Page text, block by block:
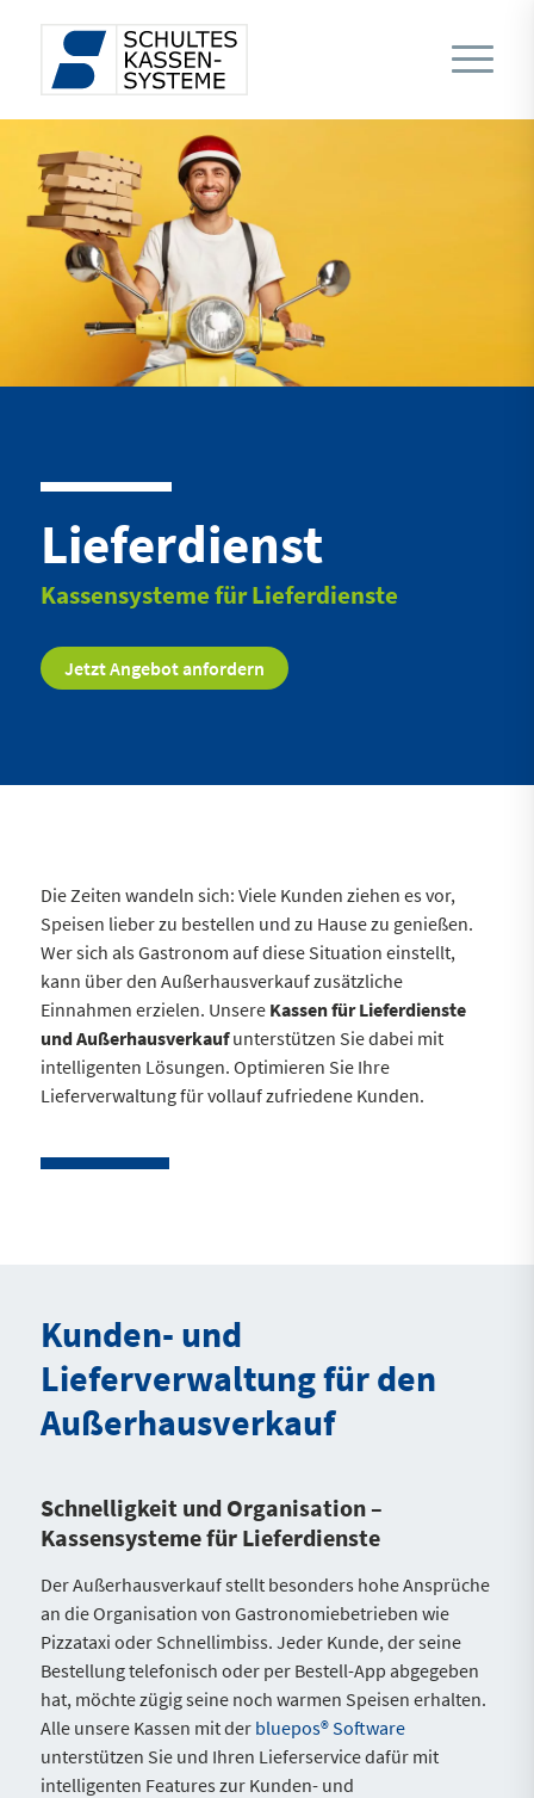
Lieferdienst
Kassensysteme für Lieferdienste
Jetzt Angebot anfordern
Die Zeiten wandeln sich: Viele Kunden ziehen es vor,
Speisen lieber zu bestellen und zu Hause zu genießen.
Wer sich als Gastronom auf diese Situation einstellt,
kann über den Außerhausverkauf zusätzliche
Einnahmen erzielen. Unsere Kassen für Lieferdienste
und Außerhausverkaufunterstützen Sie dabei mit
intelligenten Lösungen. Optimieren Sie Ihre
Lieferverwaltung für vollauf zufriedene Kunden.
Kunden- und
Lieferverwaltung für den
Außerhausverkauf
Schnelligkeit und Organisation –
Kassensysteme für Lieferdienste
Der Außerhausverkauf stellt besonders hohe Ansprüche
an die Organisation von Gastronomiebetrieben wie
Pizzataxi oder Schnellimbiss. Jeder Kunde, der seine
Bestellung telefonisch oder per Bestell-App abgegeben
hat, möchte zügig seine noch warmen Speisen erhalten.
Alle unsere Kassen mit der bluepos® Software
unterstützen Sie und Ihren Lieferservice dafür mit
intelligenten Features zur Kunden- und